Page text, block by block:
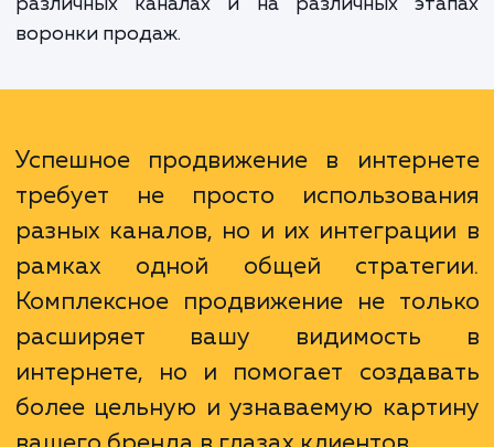
большую аудиторию, создавая
точек контакта с потенциальными
будут гармонично дополнять друг
различных каналах и на различных
воронки продаж.
Успешное продвижение в
требует не просто
разных каналов, но и их